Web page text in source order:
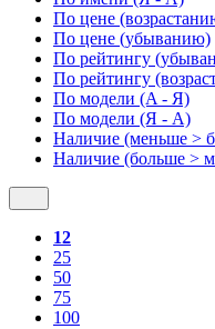
По цене
По цене (убыванию)
По рейтингу
По рейтингу
По модели (A - Я)
По модели (Я - A)
Наличие (меньше >
Наличие (больше >
12
25
50
75
100